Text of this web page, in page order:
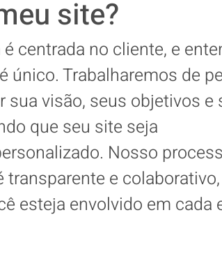
site?
centrada no cliente, e
único. Trabalharemos de
sua visão, seus objetivos e
que seu site seja
Nosso
e colaborativo,
esteja envolvido em cada